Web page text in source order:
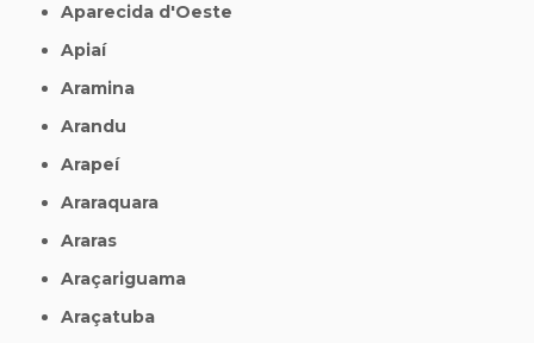
Aparecida d'Oeste
Apiaí
Aramina
Arandu
Arapeí
Araraquara
Araras
Araçariguama
Araçatuba